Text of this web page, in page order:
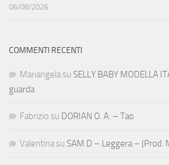
06/08/2026
COMMENTI RECENTI
Mariangela su SELLY BABY MODELLA
guarda
Fabrizio su DORIAN O. A. – Tao
Valentina su SAM D – Leggera – (Prod.